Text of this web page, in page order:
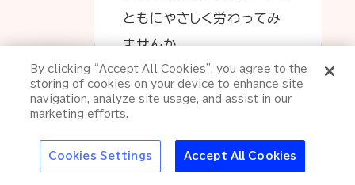
特集
アサヒの新しい顔
『green cola（グリ
ーンコーラ）』が届け
ともにやさしく労わってみ
ませんか。
By clicking “Accept All Cookies”, you agree to the
storing of cookies on your device to enhance site
navigation, analyze site usage, and assist in our
marketing efforts.
Cookies Settings Accept All Cookies